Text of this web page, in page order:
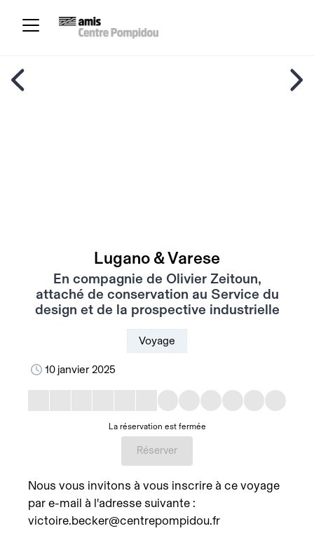
Lugano & Varese
En compagnie de Olivier Zeitoun,
attaché de conservation au Service du
design et de la prospective industrielle
Voyage
10 janvier 2025
La réservation est fermée
Réserver
Nous vous invitons à vous inscrire à ce voyage
par e-mail à l'adresse suivante :
victoire.becker@centrepompidou.fr